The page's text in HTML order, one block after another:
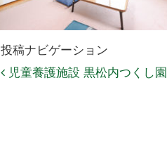
投稿ナビゲーション
児童養護施設 黒松内つくし園